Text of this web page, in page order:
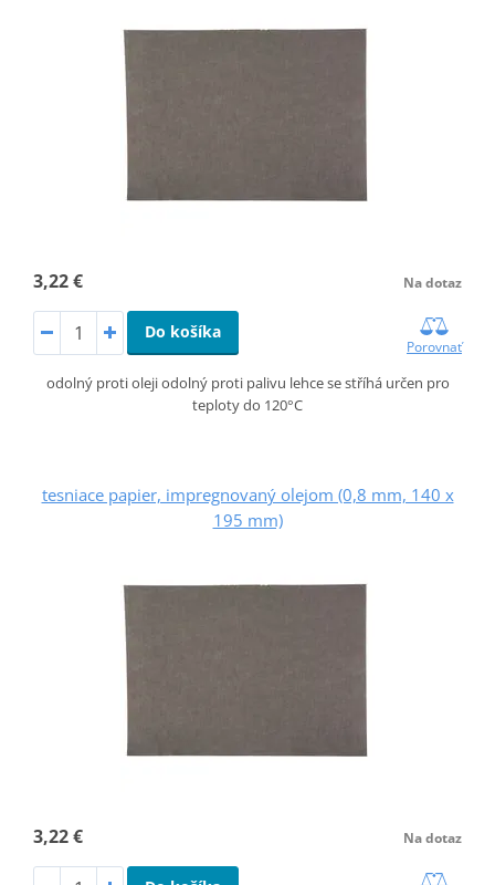
3,22 € Na dotaz
Do košíka
Porovnať
odolný proti oleji odolný proti palivu lehce se stříhá určen pro
teploty do 120°C
tesniace papier, impregnovaný olejom (0,8 mm, 140 x
195 mm)
3,22 € Na dotaz